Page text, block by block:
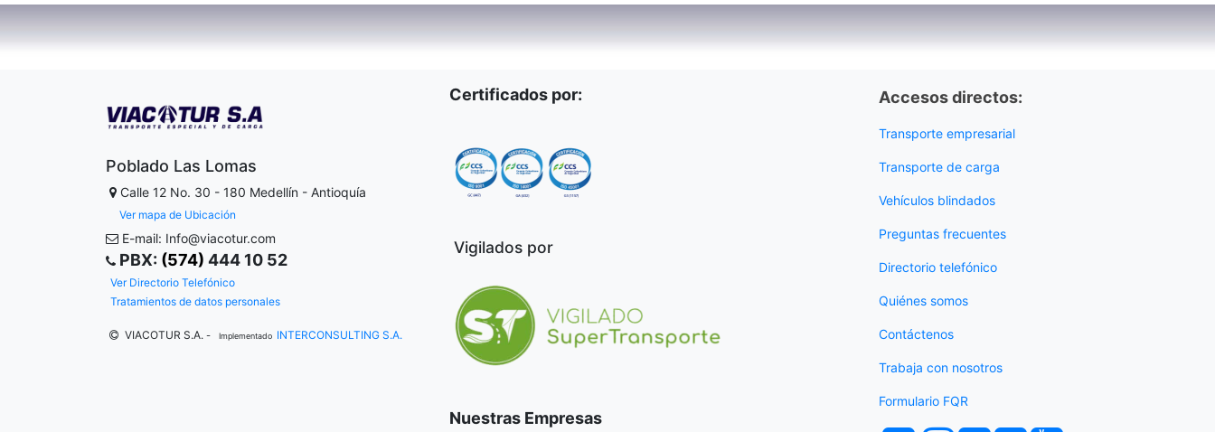
Poblado Las Lomas
Calle 12 No. 30 - 180 Medellín - Antioquía
Ver mapa de Ubicación
E-mail: Info@viacotur.com
PBX: (574) 444 10 52
Ver Directorio Telefónico
Tratamientos de datos personales
VIACOTUR S.A. - Implementado INTERCONSULTING S.A.
Certificados por:
Vigilados por
Nuestras Empresas
Accesos directos:
Transporte empresarial
Transporte de carga
Vehículos blindados
Preguntas frecuentes
Directorio telefónico
Quiénes somos
Contáctenos
Trabaja con nosotros
Formulario FQR